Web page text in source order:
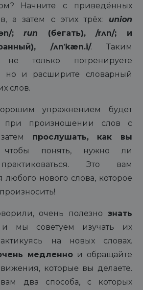
Начните с приведённых
а затем с этих трёх: union
;run (бегать), /rʌn/; и
/ʌnˈkæn.i/. Таким
только потренируете
но и расширите словарный
слов.
упражнением будет
при произношении слов с
прослушать, как вы
понять, нужно ли
Это вам
любого нового слова, которое
очень полезно знать
мы советуем изучать их
на новых словах.
медленно и обращайте
которые вы делаете.
два способа, с которых